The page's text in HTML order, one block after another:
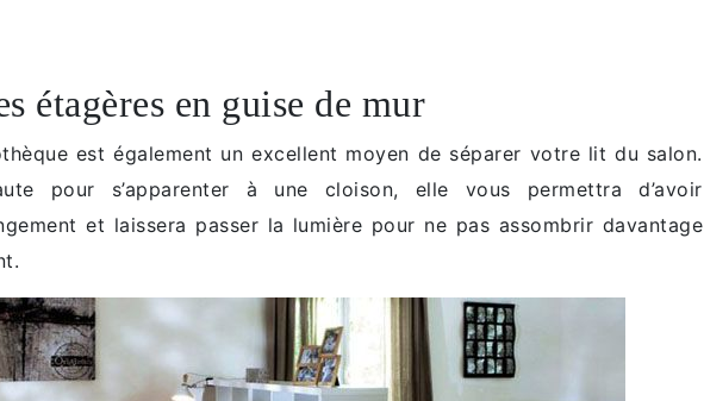
étagères en guise de mur
est également un excellent moyen de séparer votre lit du salon.
pour s’apparenter à une cloison, elle vous permettra d’avoir
et laissera passer la lumière pour ne pas assombrir davantage